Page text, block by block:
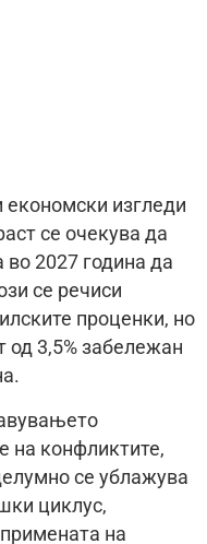
изгледи
се очекува да
во 2027 година да
се речиси
проценки, но
од 3,5% забележан
на конфликтите,
се ублажува
циклус,
на